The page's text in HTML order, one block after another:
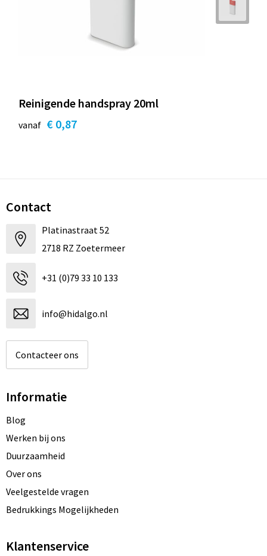
Reinigende handspray 20ml
vanaf € 0,87
Contact
Platinastraat 52
2718 RZ Zoetermeer
+31 (0)79 33 10 133
info@hidalgo.nl
Contacteer ons
Informatie
Blog
Werken bij ons
Duurzaamheid
Over ons
Veelgestelde vragen
Bedrukkings Mogelijkheden
Klantenservice